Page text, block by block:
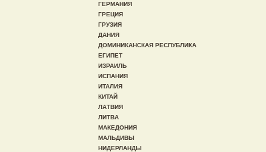
ГЕРМАНИЯ
ГРЕЦИЯ
ГРУЗИЯ
ДАНИЯ
ДОМИНИКАНСКАЯ РЕСПУБЛИКА
ЕГИПЕТ
ИЗРАИЛЬ
ИСПАНИЯ
ИТАЛИЯ
КИТАЙ
ЛАТВИЯ
ЛИТВА
МАКЕДОНИЯ
МАЛЬДИВЫ
НИДЕРЛАНДЫ